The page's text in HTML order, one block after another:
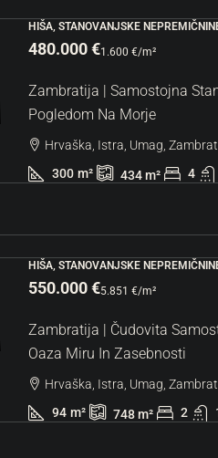
HIŠA, STANOVANJSKE
480.000 €1.600 €/m²
Zambratija | Samostojna
Pogledom Na Morje
Hrvaška, Istra, Umag,
300 m² 434m² 4
HIŠA, STANOVANJSKE
550.000 €5.851 €/m²
Zambratija | Čudovita
Oaza Miru In Zasebnosti
Hrvaška, Istra, Umag,
94 m² 748m² 2
| Atraktivno Gradbeno
Buje, Grožnjan